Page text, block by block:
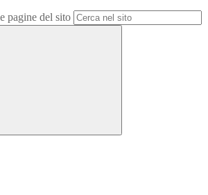
pagine del sito